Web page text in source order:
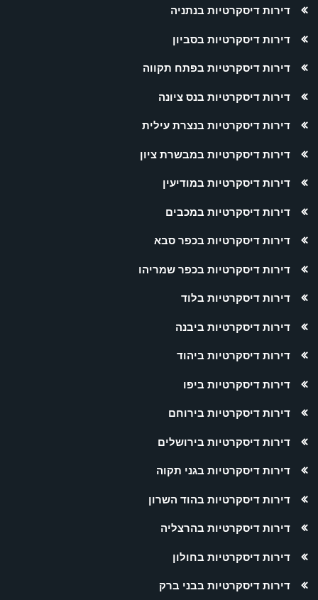
דירות דיסקרטיות בנתניה
דירות דיסקרטיות בסביון
דירות דיסקרטיות בפתח תקווה
דירות דיסקרטיות בנס ציונה
דירות דיסקרטיות בנצרת עילית
דירות דיסקרטיות במבשרת ציון
דירות דיסקרטיות במודיעין
דירות דיסקרטיות במכבים
דירות דיסקרטיות בכפר סבא
דירות דיסקרטיות בכפר שמריהו
דירות דיסקרטיות בלוד
דירות דיסקרטיות ביבנה
דירות דיסקרטיות ביהוד
דירות דיסקרטיות ביפו
דירות דיסקרטיות בירוחם
דירות דיסקרטיות בירושלים
דירות דיסקרטיות בגני תקוה
דירות דיסקרטיות בהוד השרון
דירות דיסקרטיות בהרצליה
דירות דיסקרטיות בחולון
דירות דיסקרטיות בבני ברק